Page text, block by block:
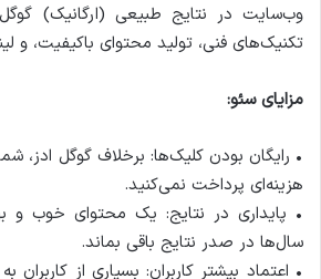
وب‌سایت در نتایج طبیعی (ارگانیک)
تکنیک‌های فنی، تولید محتوای باکیفیت، و
مزایای سئو:
• رایگان بودن کلیک‌ها: برخلاف گوگل ادز،
هزینه‌ای پرداخت نمی‌کنید.
• پایداری در نتایج: یک محتوای خوب و
سال‌ها در صدر نتایج باقی بماند.
• اعتماد بیشتر کاربران: بسیاری از کاربران